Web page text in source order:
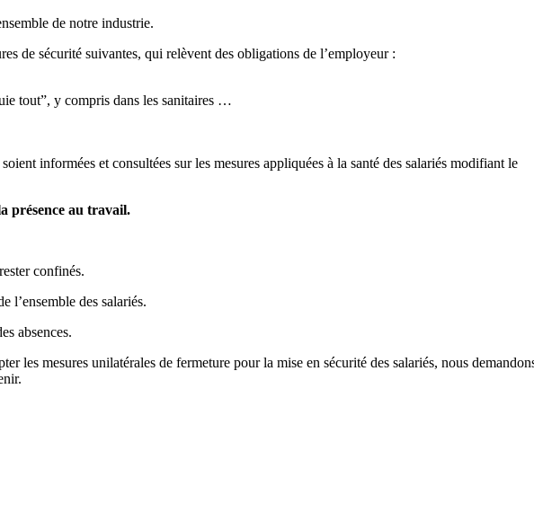
de notre industrie.
de sécurité suivantes, qui relèvent des obligations de l’employeur :
tout”, y compris dans les sanitaires …
informées et consultées sur les mesures appliquées à la santé des salariés modifiant le
présence au travail.
confinés.
l’ensemble des salariés.
absences.
les mesures unilatérales de fermeture pour la mise en sécurité des salariés, nous